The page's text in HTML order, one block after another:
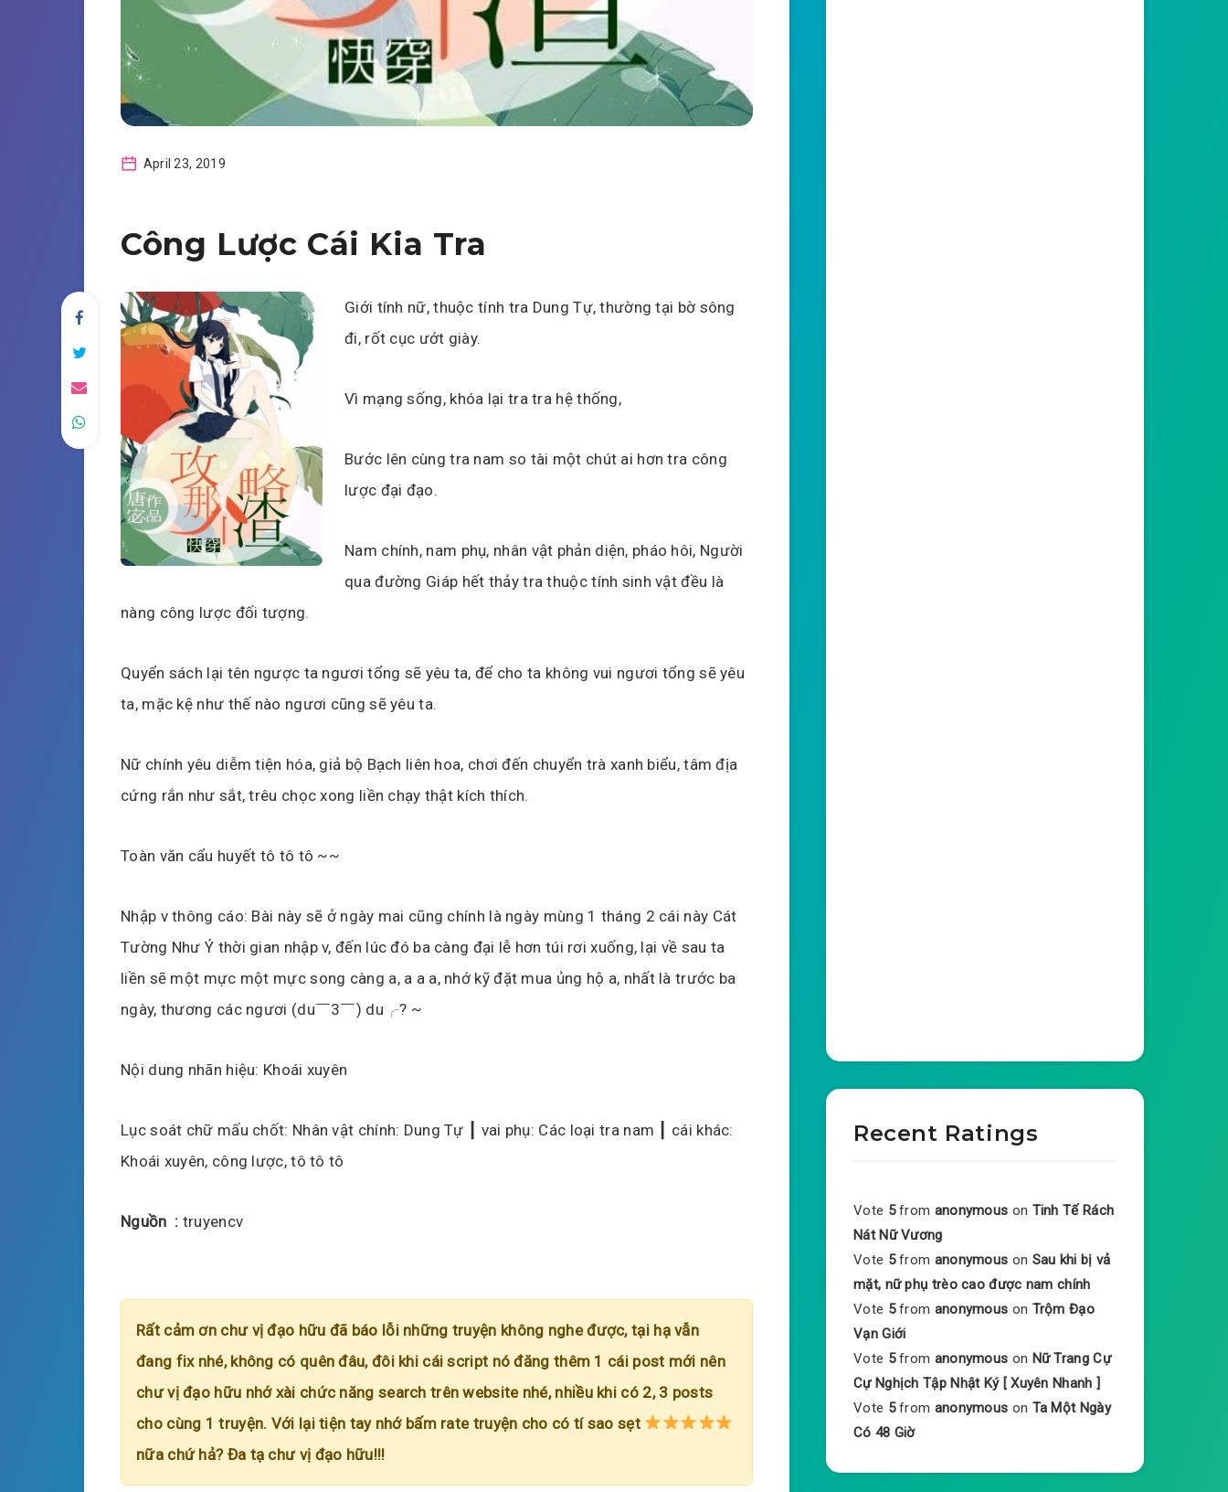
April 23, 2019
Công Lược Cái Kia Tra
Giới tính nữ, thuộc tính tra Dung Tự, thường tại bờ sông
đi, rốt cục ướt giày.
Vì mạng sống, khóa lại tra tra hệ thống,
Bước lên cùng tra nam so tài một chút ai hơn tra công
lược đại đạo.
Nam chính, nam phụ, nhân vật phản diện, pháo hôi, Người
qua đường Giáp hết thảy tra thuộc tính sinh vật đều là
nàng công lược đối tượng.
Quyển sách lại tên ngược ta ngươi tổng sẽ yêu ta, để cho ta không vui ngươi tổng sẽ yêu
ta, mặc kệ như thế nào ngươi cũng sẽ yêu ta.
Nữ chính yêu diễm tiện hóa, giả bộ Bạch liên hoa, chơi đến chuyển trà xanh biểu, tâm địa
cứng rắn như sắt, trêu chọc xong liền chạy thật kích thích.
Toàn văn cẩu huyết tô tô tô ~~
Nhập v thông cáo: Bài này sẽ ở ngày mai cũng chính là ngày mùng 1 tháng 2 cái này Cát
Tường Như Ý thời gian nhập v, đến lúc đó ba càng đại lễ hơn túi rơi xuống, lại về sau ta
liền sẽ một mực một mực song càng a, a a a, nhớ kỹ đặt mua ủng hộ a, nhất là trước ba
ngày, thương các ngươi (du￣3￣) du╭? ~
Nội dung nhãn hiệu: Khoái xuyên
Lục soát chữ mấu chốt: Nhân vật chính: Dung Tự ┃ vai phụ: Các loại tra nam ┃ cái khác:
Khoái xuyên, công lược, tô tô tô
Nguồn : truyencv
Rất cảm ơn chư vị đạo hữu đã báo lỗi những truyện không nghe được, tại hạ vẫn
đang fix nhé, không có quên đâu, đôi khi cái script nó đăng thêm 1 cái post mới nên
chư vị đạo hữu nhớ xài chức năng search trên website nhé, nhiều khi có 2, 3 posts
cho cùng 1 truyện. Với lại tiện tay nhớ bấm rate truyện cho có tí sao sẹt
nữa chứ hả? Đa tạ chư vị đạo hữu!!!
Recent Ratings
Vote 5 from anonymous on Tinh Tế Rách
Nát Nữ Vương
Vote 5 from anonymous on Sau khi bị vả
mặt, nữ phụ trèo cao được nam chính
Vote 5 from anonymous on Trộm Đạo
Vạn Giới
Vote 5 from anonymous on Nữ Trang Cự
Cự Nghịch Tập Nhật Ký [ Xuyên Nhanh ]
Vote 5 from anonymous on Ta Một Ngày
Có 48 Giờ